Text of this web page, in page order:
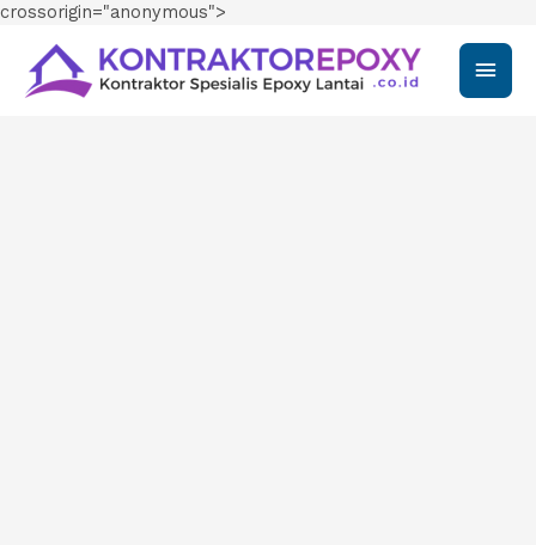
crossorigin="anonymous">
Main